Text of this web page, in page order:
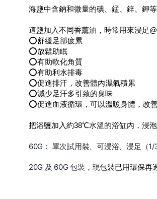
海鹽中含鈉和微量的碘、錳、鋅、鉀
這鹽加入不同香薰油，時常用來浸足
⭕️舒緩足部疲累
⭕️放鬆助眠
⭕️有助軟化角質
⭕️有助利水排毒
⭕️促進排汗，改善體內濕氣積累
⭕️減少足汗多引致的臭味
⭕️促進血液循環，可以溫暖身體，改善
把浴鹽加入約38℃水溫的浴缸內，浸
60G： 單次試用裝、可浸浴、浸足（
20G 及 60G 包裝，現包裝已用環保再